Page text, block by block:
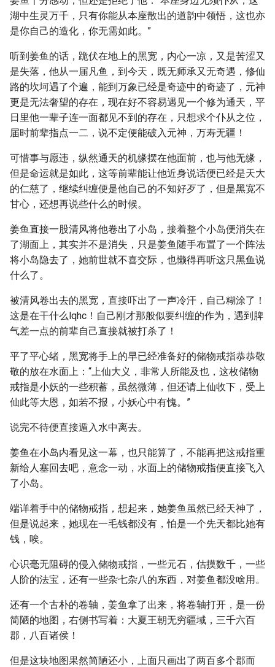
湖中生灵万千，只有你能从本座散出的道韵中领悟，这也亦
是你自己的造化，你无需如此。”
听到姜鱼的话，跪伏在地上的黑宽，内心一凉，又是苦涩又
是失落，他从一届凡鱼，到今天，既无师承又无奇遇，修仙
路的坎坷遇了个遍，能到万象已经是奇迹中的奇迹了，元神
更是无法奢望的存在，现在好不容易遇见一个修为通天，平
日里他一辈子连一面都见不到的存在，只想求个仆从之位，
届时前辈指点一二，说不定便能破入元神，万寿无疆！
可惜事与愿违，纵然通天的机缘摆在他面前，也与他无缘，
但是命运就是如此，这等前辈能让他近身说话便已经是天大
的仁慈了，继续纠缠便是他自己的不知好歹了，但是黑宽不
甘心，还想再说些什么的时候。
姜鱼直接一股清风将他卷出了小岛，接着整个小岛便消失在
了湖面上，其实并不是消失，只是姜鱼随手布置了一个阵法
将小岛隐去了，她前世就不喜交际，也懒得再听这只黑鱼说
什么了。
被清风卷出去的黑宽，直接吓出了一声冷汗，自己糊涂了！
这是在干什么lqhc！自己刚才那般似要纠缠的作为，遇到脾
气差一点的前辈自己直接就被打杀了！
平了平心绪，黑宽将手上的早已经准备好的储物戒指恭恭敬
敬的放在水面上：“上仙大义，非常人所能及也，这枚储物
戒指是小妖的一些积蓄，虽然微薄，但还请上仙收下，受上
仙此等大恩，如若不报，小妖心中有愧。”
说完不待便直接遁入水中离去。
姜鱼在小岛内看见这一幕，也只能算了，不能再把这戒指重
新给人塞回去吧，意念一动，水面上的储物戒指便直接飞入
了小岛。
端详着手中的储物戒指，想起来，她姜鱼虽然已经天神了，
但是说起来，她现在一毛钱都没有，怕是一个先天都比她有
钱，唉。
心识毫无阻碍的侵入储物戒指，一些元石，估摸数千，一些
人阶的法宝，还有一些杂七杂八的东西，对姜鱼都没啥用。
还有一个古朴的卷轴，姜鱼拿了出来，将卷轴打开，是一份
简陋的地图，右侧书写着：大夏王朝无穷疆域，三千六百
郡，八百诸侯！
但是这块地图果然简陋还小，上面只画出了两百多个郡而